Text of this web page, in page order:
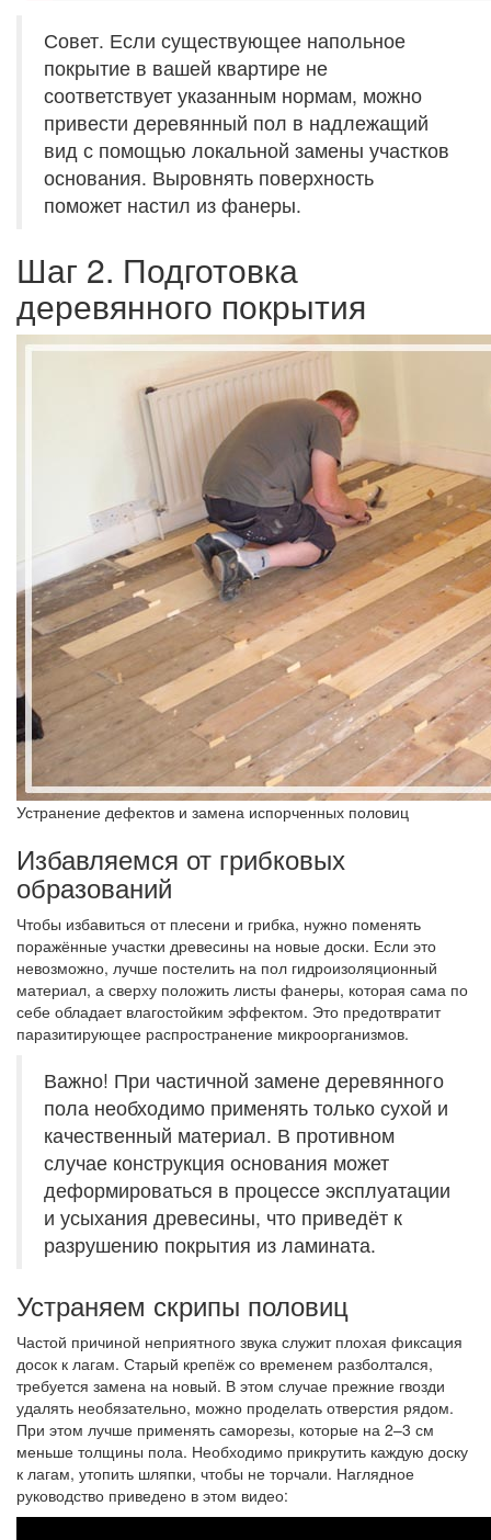
Совет. Если существующее напольное
покрытие в вашей квартире не
соответствует указанным нормам, можно
привести деревянный пол в надлежащий
вид с помощью локальной замены участков
основания. Выровнять поверхность
поможет настил из фанеры.
Шаг 2. Подготовка
деревянного покрытия
Устранение дефектов и замена испорченных половиц
Избавляемся от грибковых
образований
Чтобы избавиться от плесени и грибка, нужно поменять
поражённые участки древесины на новые доски. Если это
невозможно, лучше постелить на пол гидроизоляционный
материал, а сверху положить листы фанеры, которая сама по
себе обладает влагостойким эффектом. Это предотвратит
паразитирующее распространение микроорганизмов.
Важно! При частичной замене деревянного
пола необходимо применять только сухой и
качественный материал. В противном
случае конструкция основания может
деформироваться в процессе эксплуатации
и усыхания древесины, что приведёт к
разрушению покрытия из ламината.
Устраняем скрипы половиц
Частой причиной неприятного звука служит плохая фиксация
досок к лагам. Старый крепёж со временем разболтался,
требуется замена на новый. В этом случае прежние гвозди
удалять необязательно, можно проделать отверстия рядом.
При этом лучше применять саморезы, которые на 2–3 см
меньше толщины пола. Необходимо прикрутить каждую доску
к лагам, утопить шляпки, чтобы не торчали. Наглядное
руководство приведено в этом видео: